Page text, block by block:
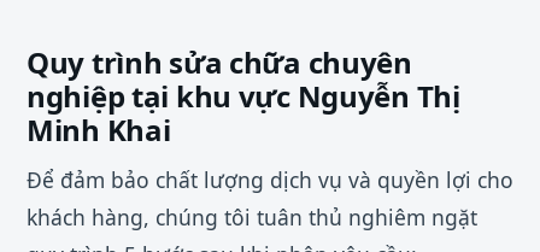
Quy trình sửa chữa chuyên
nghiệp tại khu vực Nguyễn Thị
Minh Khai
Để đảm bảo chất lượng dịch vụ và quyền lợi cho
khách hàng, chúng tôi tuân thủ nghiêm ngặt